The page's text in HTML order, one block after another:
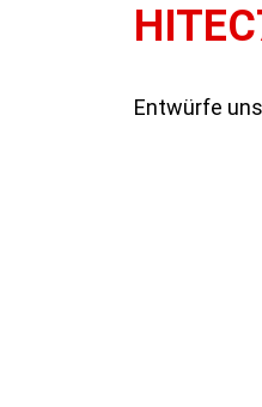
Entwürfe